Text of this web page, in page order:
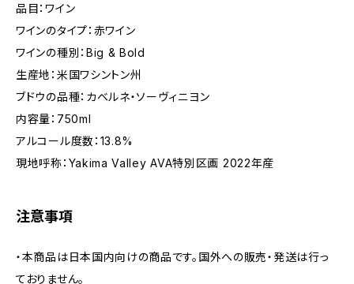
品目：ワイン
ワインのタイプ：赤ワイン
ワインの種別：Big & Bold
生産地：米国ワシントン州
ブドウの品種：カベルネ・ソーヴィニヨン
内容量：750ml
アルコール度数：13.8%
現地呼称：Yakima Valley AVA特別区画 2022年産
注意事項
・本商品は日本国内向けの商品です。国外への販売・発送は行っ
ておりません。